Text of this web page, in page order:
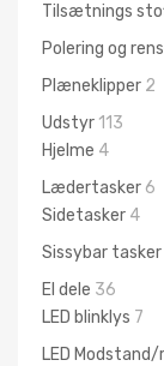
Tilsætnings
Polering og
Plæneklipper 2
Udstyr 113
Hjelme 4
Lædertasker 6
Sidetasker 4
Sissybar tasker
El dele 36
LED blinklys 7
LED